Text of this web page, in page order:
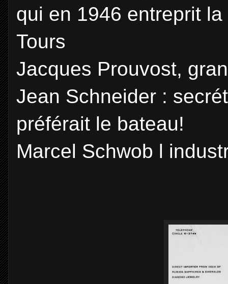
qui en 1946 entreprit
Tours
Jacques Prouvost,
Jean Schneider :
préférait le bateau!
Marcel Schwob l